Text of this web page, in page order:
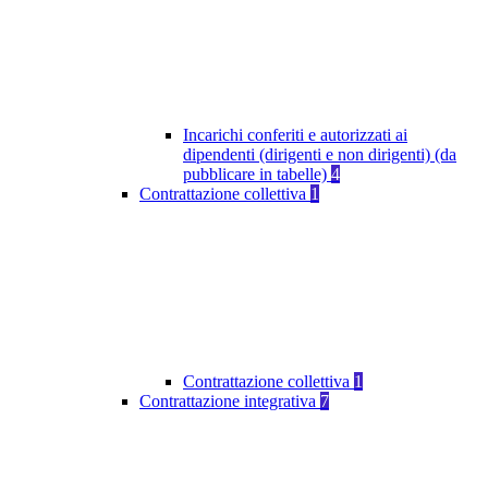
Incarichi conferiti e autorizzati ai
dipendenti (dirigenti e non dirigenti) (da
pubblicare in tabelle) 4
Contrattazione collettiva 1
Contrattazione collettiva 1
Contrattazione integrativa 7